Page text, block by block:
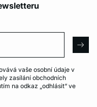
vaše osobní údaje v
zasílání obchodních
na odkaz „odhlásit“ ve